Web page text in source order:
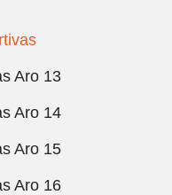
Aro 13
Aro 14
Aro 15
Aro 16